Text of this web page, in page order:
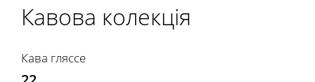
Кавова колекція
Кава гляссе